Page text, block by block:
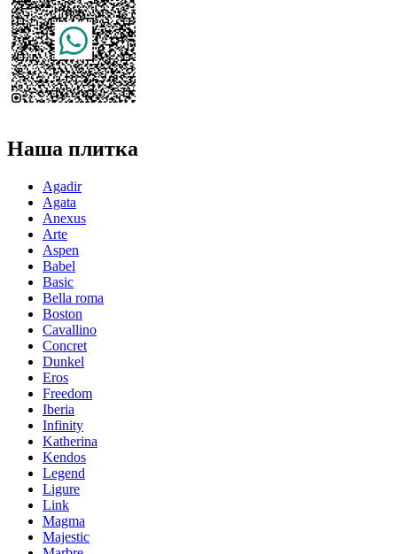
Наша плитка
Agadir
Agata
Anexus
Arte
Aspen
Babel
Basic
Bella roma
Boston
Cavallino
Concret
Dunkel
Eros
Freedom
Iberia
Infinity
Katherina
Kendos
Legend
Ligure
Link
Magma
Majestic